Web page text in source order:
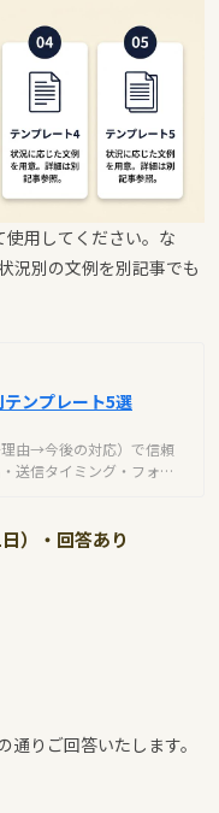
用してください。な
況別の文例を別記事でも
ンプレート5選
由→今後の対応）で信頼
送信タイミング・フォロ
）・回答あり
りご回答いたします。